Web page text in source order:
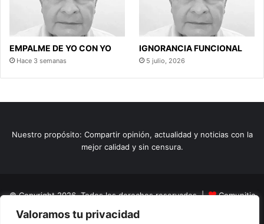
Valoramos tu privacidad
EMPALME DE YO CON YO
Hace 3 semanas
IGNORANCIA FUNCIONAL
5 julio, 2026
Nuestro propósito: Compartir opinión, actualidad y noticias con la
mejor calidad y sin censura.
© Copyright 2026, Todos los derechos reservados |
Comunitic
SAS BICNit 901228106